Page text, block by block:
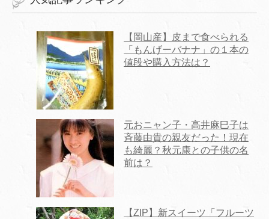
【岡山産】皮まで食べられる
「もんげーバナナ」の１本の
値段や購入方法は？
元おニャン子・高井麻巳子は
斉藤由貴の親友だった！現在
も綺麗？秋元康との子供の名
前は？
【ZIP】新スイーツ「フルーツ